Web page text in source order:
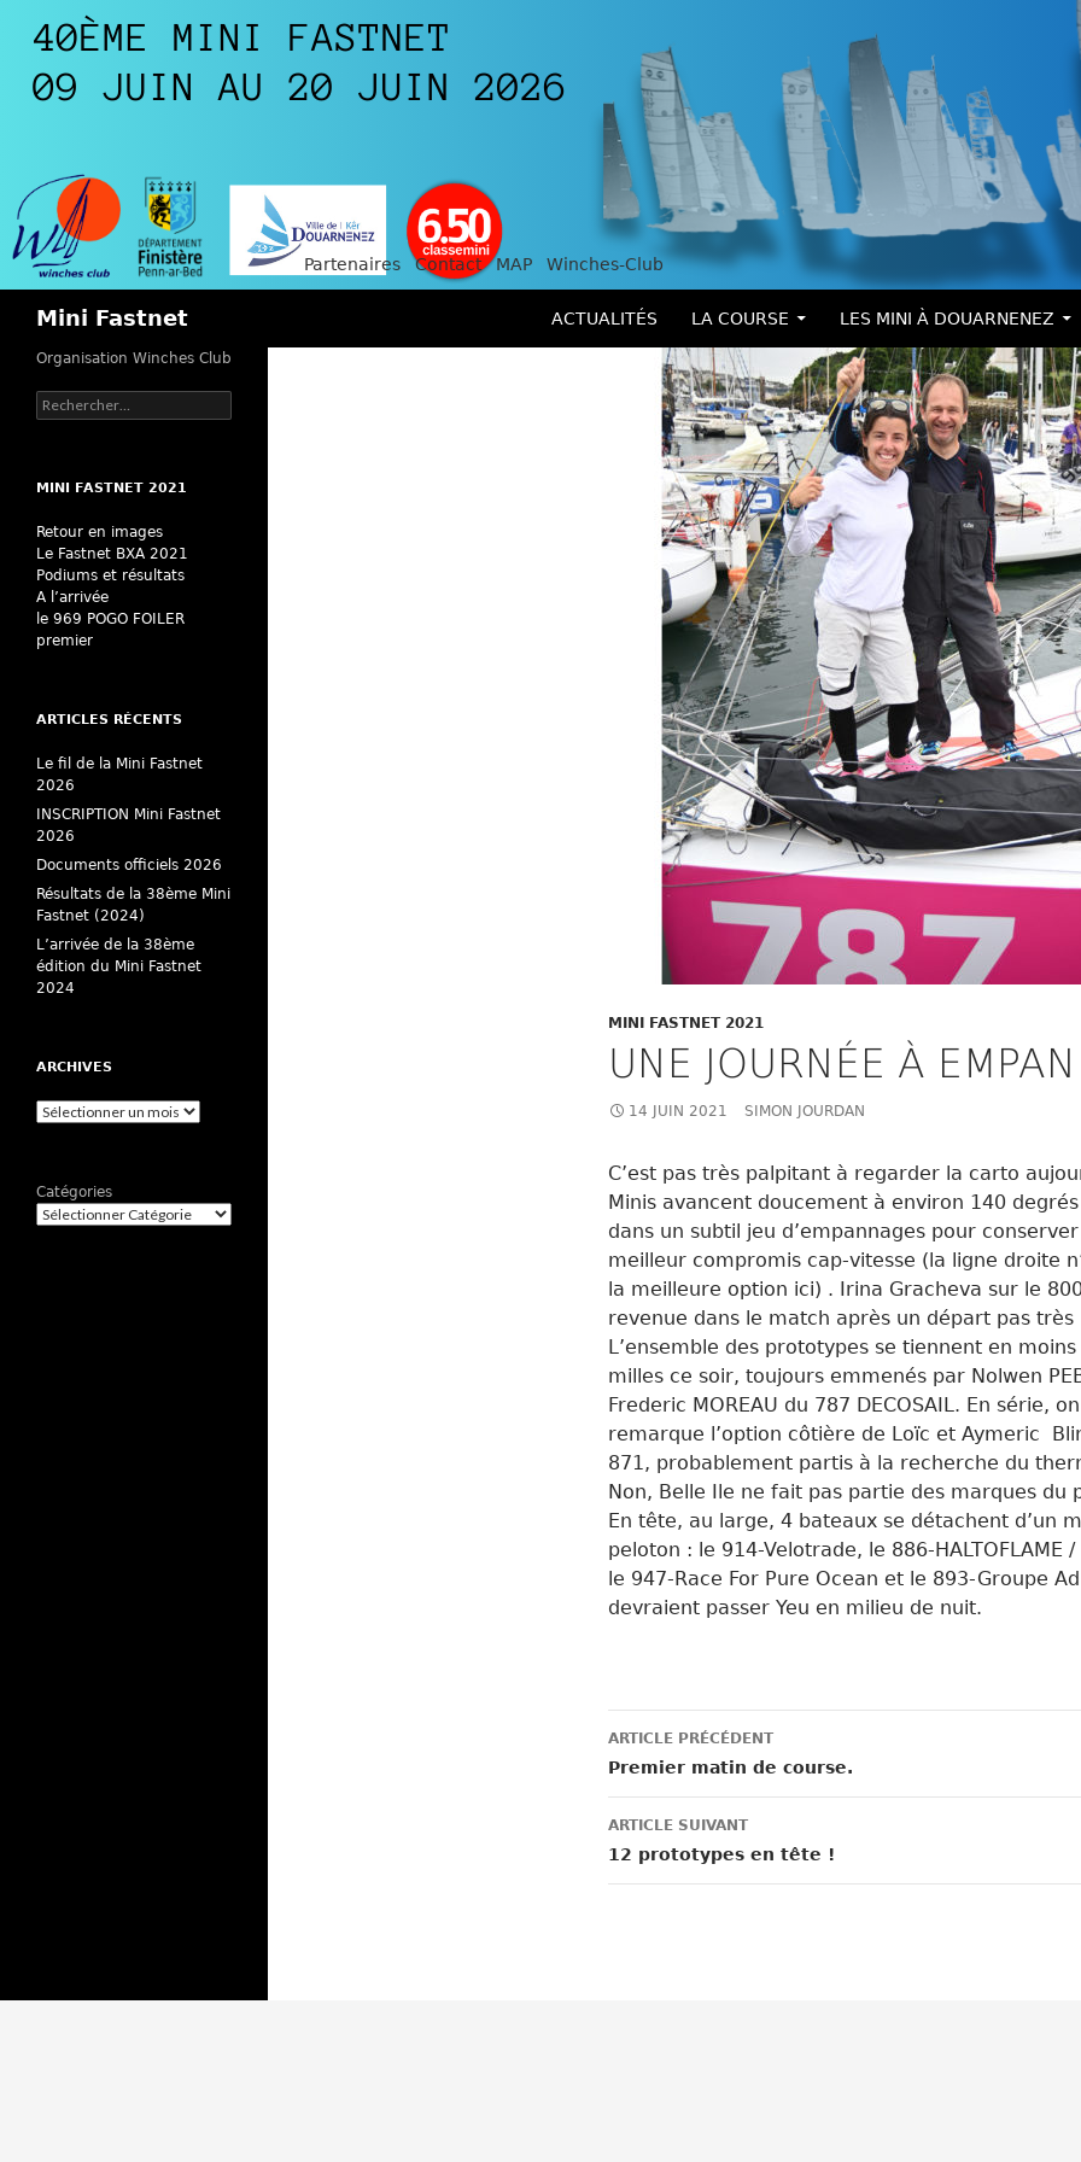
Partenaires Contact MAP Winches-Club
Mini Fastnet ACTUALITÉS LA COURSE LES MINI À DOUARNENEZ
MINI FASTNET 2021
UNE JOURNÉE À
14 JUIN 2021 SIMON JOURDAN
C’est pas très palpitant à regarder la carto
Minis avancent doucement à environ 140
dans un subtil jeu d’empannages pour
meilleur compromis cap-vitesse (la ligne droite
la meilleure option ici) . Irina Gracheva sur le
revenue dans le match après un départ pas très
L’ensemble des prototypes se tiennent en
milles ce soir, toujours emmenés par Nolwen
Frederic MOREAU du 787 DECOSAIL. En série, on
remarque l’option côtière de Loïc et Aymeric
871, probablement partis à la recherche du
Non, Belle Ile ne fait pas partie des marques du
En tête, au large, 4 bateaux se détachent d’un
peloton : le 914-Velotrade, le 886-HALTOFLAME
le 947-Race For Pure Ocean et le 893-Groupe
devraient passer Yeu en milieu de nuit.
Navigation
des
articles
ARTICLE PRÉCÉDENT
Premier matin de course.
ARTICLE SUIVANT
12 prototypes en tête !
Organisation Winches Club
Rechercher :
MINI FASTNET 2021
Retour en images
Le Fastnet BXA 2021
Podiums et résultats
A l’arrivée
le 969 POGO FOILER
premier
ARTICLES RÉCENTS
Le fil de la Mini Fastnet
2026
INSCRIPTION Mini Fastnet
2026
Documents officiels 2026
Résultats de la 38ème Mini
Fastnet (2024)
L’arrivée de la 38ème
édition du Mini Fastnet
2024
ARCHIVES
Archives
Catégories